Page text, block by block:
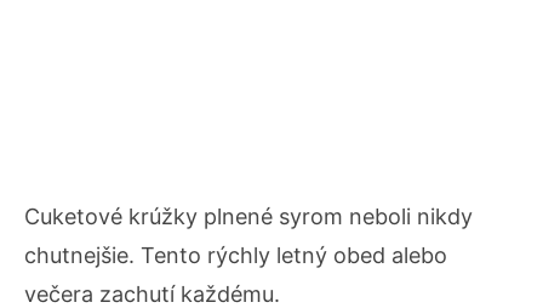
Cuketové krúžky plnené syrom neboli nikdy
chutnejšie. Tento rýchly letný obed alebo
večera zachutí každému.